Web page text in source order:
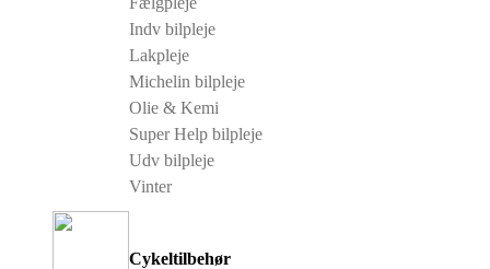
Indv bilpleje
Lakpleje
Michelin bilpleje
Olie & Kemi
Super Help bilpleje
Udv bilpleje
Vinter
Cykeltilbehør